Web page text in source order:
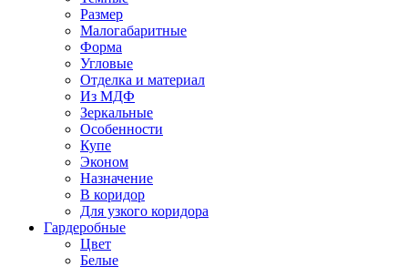
Размер
Малогабаритные
Форма
Угловые
Отделка и материал
Из МДФ
Зеркальные
Особенности
Купе
Эконом
Назначение
В коридор
Для узкого коридора
Гардеробные
Цвет
Белые